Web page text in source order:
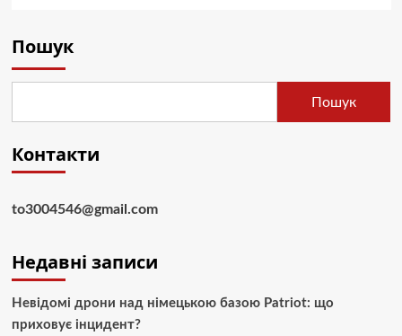
Пошук
Пошук
Контакти
to3004546@gmail.com
Недавні записи
Невідомі дрони над німецькою базою Patriot: що
приховує інцидент?